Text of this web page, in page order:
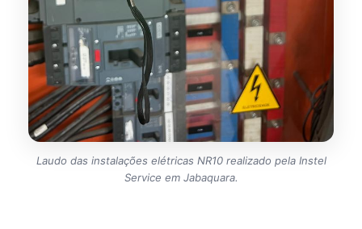
Laudo das instalações elétricas NR10 realizado pela Instel
Service em Jabaquara.